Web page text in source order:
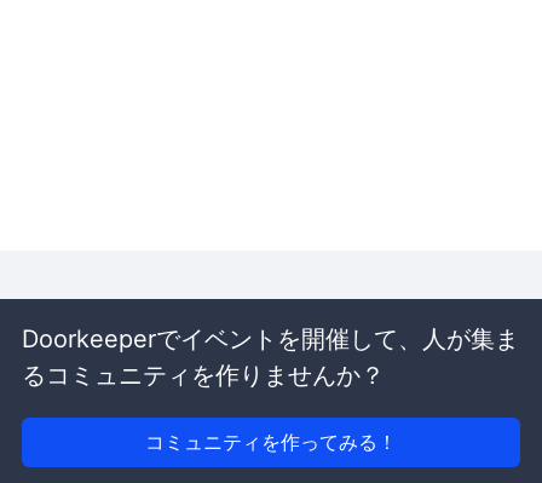
Doorkeeperでイベントを開催して、人が集ま
るコミュニティを作りませんか？
コミュニティを作ってみる！